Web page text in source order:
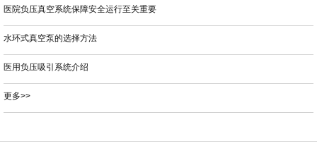
医院负压真空系统保障安全运行至关重要
水环式真空泵的选择方法
医用负压吸引系统介绍
更多>>